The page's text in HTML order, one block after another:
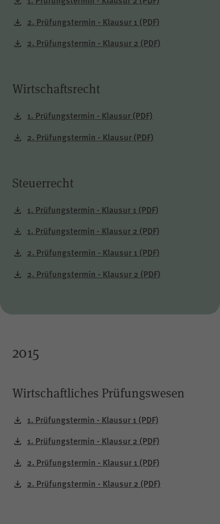
2. Prüfungstermin - Klausur 1 (PDF)
2. Prüfungstermin - Klausur 2 (PDF)
Wirtschaftsrecht
1. Prüfungstermin - Klausur (PDF)
2. Prüfungstermin - Klausur (PDF)
Steuerrecht
1. Prüfungstermin - Klausur 1 (PDF)
1. Prüfungstermin - Klausur 2 (PDF)
2. Prüfungstermin - Klausur 1 (PDF)
2. Prüfungstermin - Klausur 2 (PDF)
2015
Wirtschaftliches Prüfungswesen
1. Prüfungstermin - Klausur 1 (PDF)
1. Prüfungstermin - Klausur 2 (PDF)
2. Prüfungstermin - Klausur 1 (PDF)
2. Prüfungstermin - Klausur 2 (PDF)